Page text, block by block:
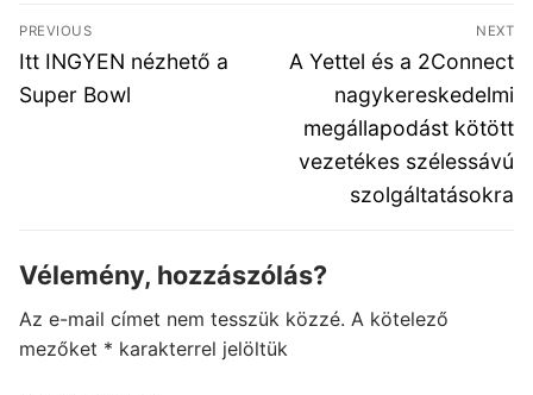
Bejegyzés
navigáció
PREVIOUS
Previous
post:
Itt INGYEN nézhető a
Super Bowl
NEXT
Next
A Yettel és a 2Connect
nagykereskedelmi
megállapodást kötött
vezetékes szélessávú
szolgáltatásokra
Vélemény, hozzászólás?
Az e-mail címet nem tesszük közzé. A kötelező
mezőket * karakterrel jelöltük